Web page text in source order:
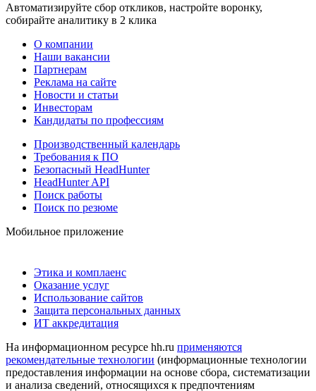
Автоматизируйте сбор откликов, настройте воронку,
собирайте аналитику в 2 клика
О компании
Наши вакансии
Партнерам
Реклама на сайте
Новости и статьи
Инвесторам
Кандидаты по профессиям
Производственный календарь
Требования к ПО
Безопасный HeadHunter
HeadHunter API
Поиск работы
Поиск по резюме
Мобильное приложение
Этика и комплаенс
Оказание услуг
Использование сайтов
Защита персональных данных
ИТ аккредитация
На информационном ресурсе hh.ru применяются
рекомендательные технологии (информационные технологии
предоставления информации на основе сбора, систематизации
и анализа сведений, относящихся к предпочтениям